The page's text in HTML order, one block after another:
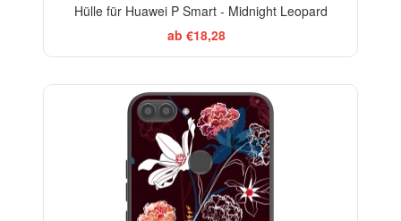
Hülle für Huawei P Smart - Midnight Leopard
ab €18,28